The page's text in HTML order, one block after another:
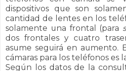
dispositivos que son
cantidad de lentes en los
solamente una frontal (para
dos frontales y cuatro
asume seguirá en aumento.
cámaras para los teléfonos es
Según los datos de la